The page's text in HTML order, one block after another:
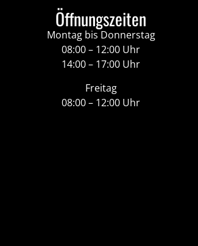
Öffnungszeiten
Montag bis Donnerstag
08:00 – 12:00 Uhr
14:00 – 17:00 Uhr
Freitag
08:00 – 12:00 Uhr